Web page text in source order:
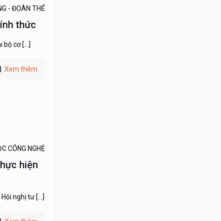
- ĐOÀN THỂ
thức
bộ cơ[…]
Xem thêm
CÔNG NGHỆ
hiện
Hội nghị tư […]